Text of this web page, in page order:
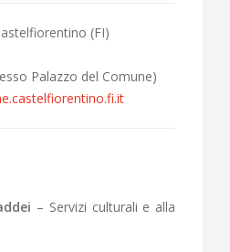
(FI)
Palazzo del Comune)
– Servizi culturali e alla